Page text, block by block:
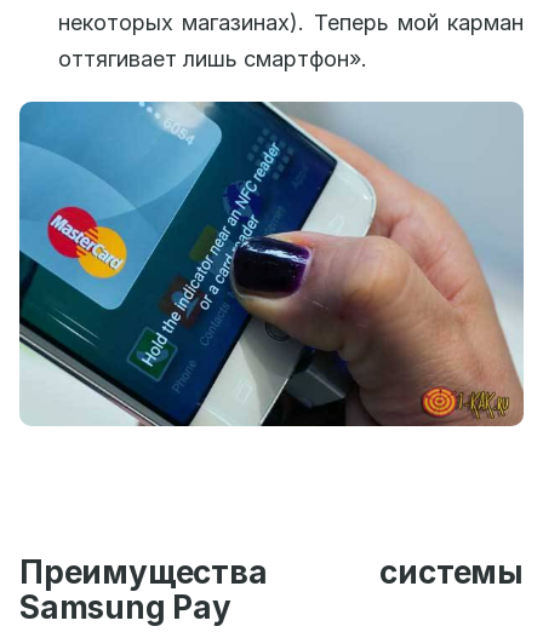
некоторых магазинах). Теперь мой карман
оттягивает лишь смартфон».
Преимущества системы
Samsung Pay